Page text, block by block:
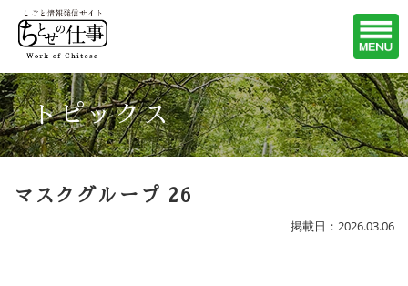
トピックス
マスクグループ 26
掲載日：2026.03.06